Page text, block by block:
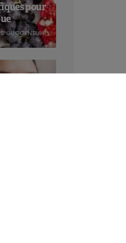
pour
GUGGENBÜHL